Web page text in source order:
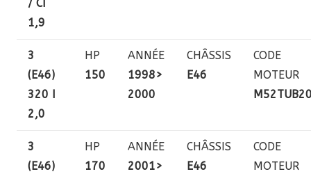
/ CI
1,9
3
(E46)
320 I
2,0
HP
150
ANNÉE
1998>
2000
CHÂSSIS
E46
CODE
MOTEUR
3
(E46)
HP
170
ANNÉE
2001>
CHÂSSIS
E46
CODE
MOTEUR